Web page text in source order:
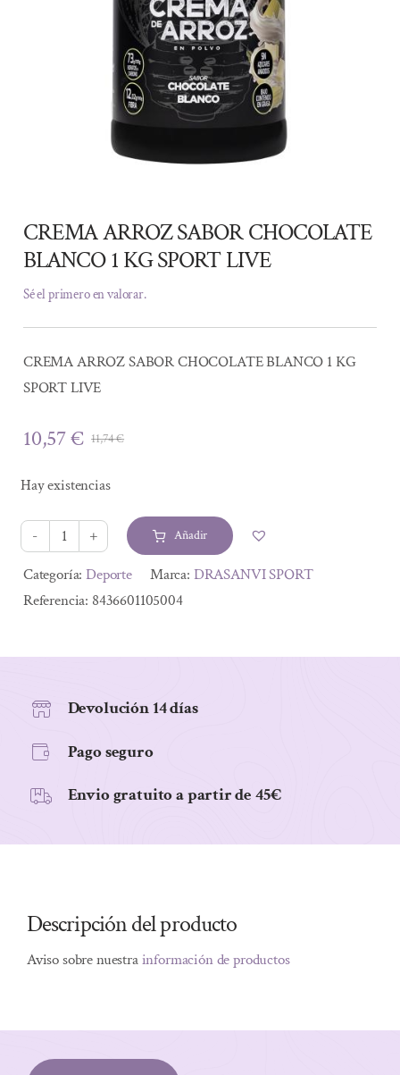
CREMA ARROZ SABOR CHOCOLATE
BLANCO 1 KG SPORT LIVE
Sé el primero en valorar.
CREMA ARROZ SABOR CHOCOLATE BLANCO 1 KG
SPORT LIVE
11,74€El
era:
11,74 €.
10,57€
El
es:
10,57 €.
Hay existencias
CREMA
ARROZ
SABOR
KG
LIVE
Añadir
Alternative:
Categoría:Deporte Marca: DRASANVI SPORT
Referencia: 8436601105004
Devolución 14 días
Pago seguro
Envio gratuito a partir de 45€
Descripción del producto
Aviso sobre nuestrainformación de productos